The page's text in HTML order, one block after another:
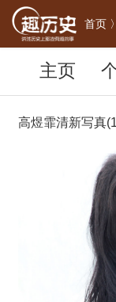
首页 〉
主页
高煜霏清新写真